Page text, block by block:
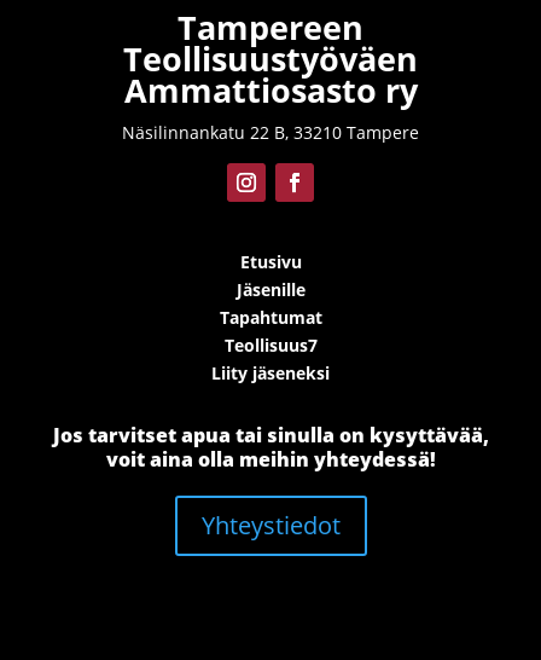
Tampereen
Teollisuustyöväen
Ammattiosasto ry
Näsilinnankatu 22 B, 33210 Tampere
Etusivu
Jäsenille
Tapahtumat
Teollisuus7
Liity jäseneksi
Jos tarvitset apua tai sinulla on kysyttävää,
voit aina olla meihin yhteydessä!
Yhteystiedot